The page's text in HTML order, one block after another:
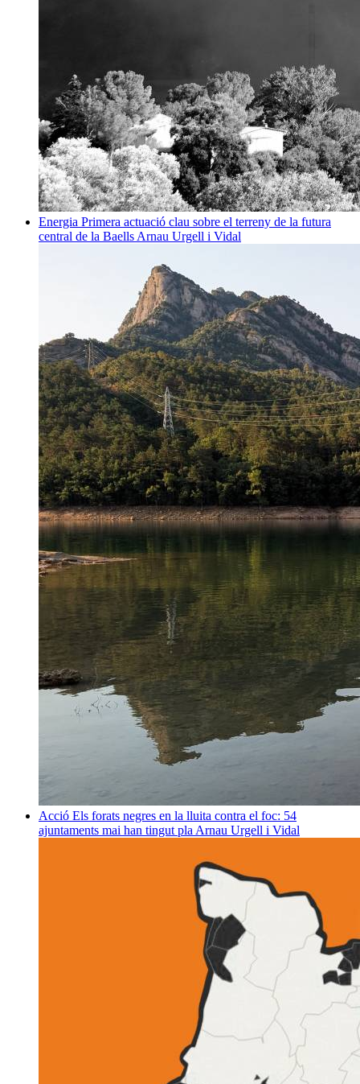
Energia Primera actuació clau sobre el terreny de la futura
central de la Baells Arnau Urgell i Vidal
Acció Els forats negres en la lluita contra el foc: 54
ajuntaments mai han tingut pla Arnau Urgell i Vidal